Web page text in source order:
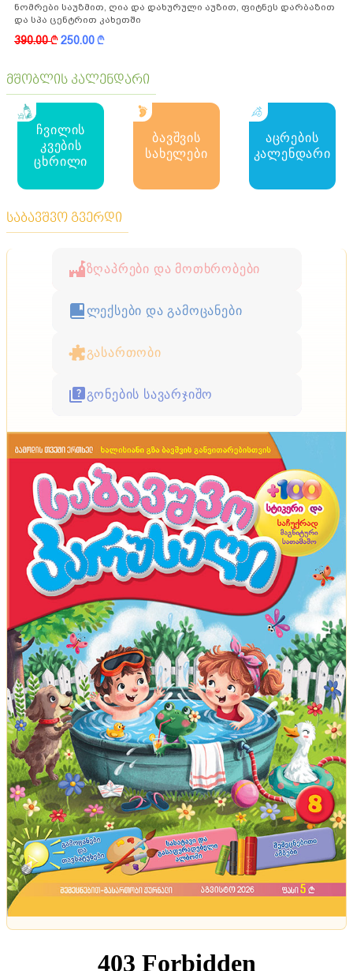
ნომრები საუზმით, ღია და დახურული აუზით, ფიტნეს დარბაზით
და სპა ცენტრით კახეთში
390.00k250.00k
მშობლის კალენდარი
ჩვილის
კვების
ცხრილი
ბავშვის
სახელები
აცრების
კალენდარი
საბავშვო გვერდი
ზღაპრები და მოთხრობები
ლექსები და გამოცანები
გასართობი
გონების სავარჯიშო